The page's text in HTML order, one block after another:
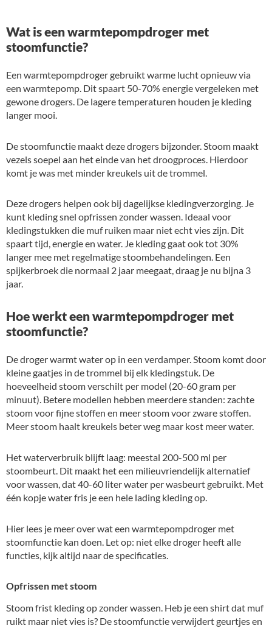
Wat is een warmtepompdroger met
stoomfunctie?
Een warmtepompdroger gebruikt warme lucht opnieuw via
een warmtepomp. Dit spaart 50-70% energie vergeleken met
gewone drogers. De lagere temperaturen houden je kleding
langer mooi.
De stoomfunctie maakt deze drogers bijzonder. Stoom maakt
vezels soepel aan het einde van het droogproces. Hierdoor
komt je was met minder kreukels uit de trommel.
Deze drogers helpen ook bij dagelijkse kledingverzorging. Je
kunt kleding snel opfrissen zonder wassen. Ideaal voor
kledingstukken die muf ruiken maar niet echt vies zijn. Dit
spaart tijd, energie en water. Je kleding gaat ook tot 30%
langer mee met regelmatige stoombehandelingen. Een
spijkerbroek die normaal 2 jaar meegaat, draag je nu bijna 3
jaar.
Hoe werkt een warmtepompdroger met
stoomfunctie?
De droger warmt water op in een verdamper. Stoom komt door
kleine gaatjes in de trommel bij elk kledingstuk. De
hoeveelheid stoom verschilt per model (20-60 gram per
minuut). Betere modellen hebben meerdere standen: zachte
stoom voor fijne stoffen en meer stoom voor zware stoffen.
Meer stoom haalt kreukels beter weg maar kost meer water.
Het waterverbruik blijft laag: meestal 200-500 ml per
stoombeurt. Dit maakt het een milieuvriendelijk alternatief
voor wassen, dat 40-60 liter water per wasbeurt gebruikt. Met
één kopje water fris je een hele lading kleding op.
Hier lees je meer over wat een warmtepompdroger met
stoomfunctie kan doen. Let op: niet elke droger heeft alle
functies, kijk altijd naar de specificaties.
Opfrissen met stoom
Stoom frist kleding op zonder wassen. Heb je een shirt dat muf
ruikt maar niet vies is? De stoomfunctie verwijdert geurtjes en